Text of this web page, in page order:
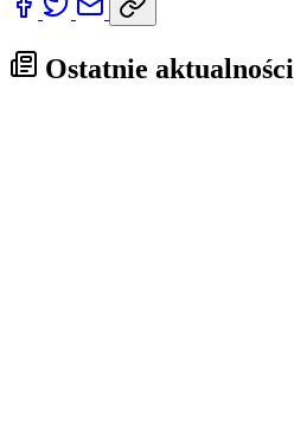
Ostatnie aktualności